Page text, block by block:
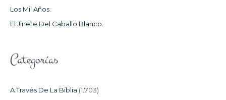
:Los Mil Años.
El Jinete Del Caballo Blanco.
Categorías
A Través De La Biblia (1.703)